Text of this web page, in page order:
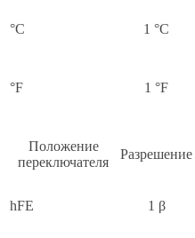
°C 1 °C
°F 1 °F
Положение
переключателя
Разрешение
hFE 1 β